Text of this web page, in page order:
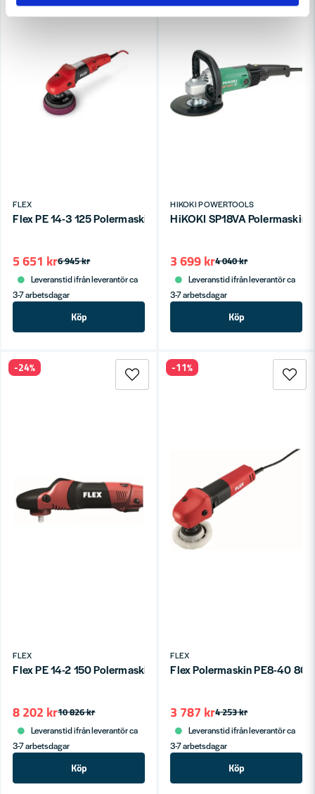
FLEX
Flex PE 14-3 125 Polermaskin (1100-3700v/min)
6 945 kr
5 651 kr
Leveranstid ifrån leverantör ca
3-7 arbetsdagar
Köp
HIKOKI POWERTOOLS
HiKOKI SP18VA Polermaskin
4 040 kr
3 699 kr
Leveranstid ifrån leverantör ca
3-7 arbetsdagar
Köp
FLEX
Flex PE 14-2 150 Polermaskin i set
10 826 kr
8 202 kr
Leveranstid ifrån leverantör ca
3-7 arbetsdagar
Köp
-24%
FLEX
Flex Polermaskin PE8-40 80
4 253 kr
3 787 kr
Leveranstid ifrån leverantör ca
3-7 arbetsdagar
Köp
-11%